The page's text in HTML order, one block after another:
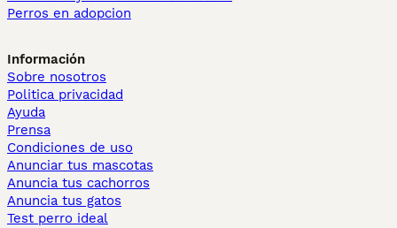
Perros en adopcion
Información
Sobre nosotros
Politica privacidad
Ayuda
Prensa
Condiciones de uso
Anunciar tus mascotas
Anuncia tus cachorros
Anuncia tus gatos
Test perro ideal